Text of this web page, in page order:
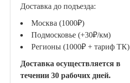
Доставка до подъезда:
Москва (1000₽)
Подмосковье (+30₽/км)
Регионы (1000₽ + тариф ТК)
Доставка осуществляется в
течении 30 рабочих дней.